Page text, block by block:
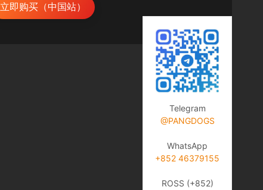
立即购买（中国站）
Telegram
@PANGDOGS
WhatsApp
+852 46379155
ROSS (+852)